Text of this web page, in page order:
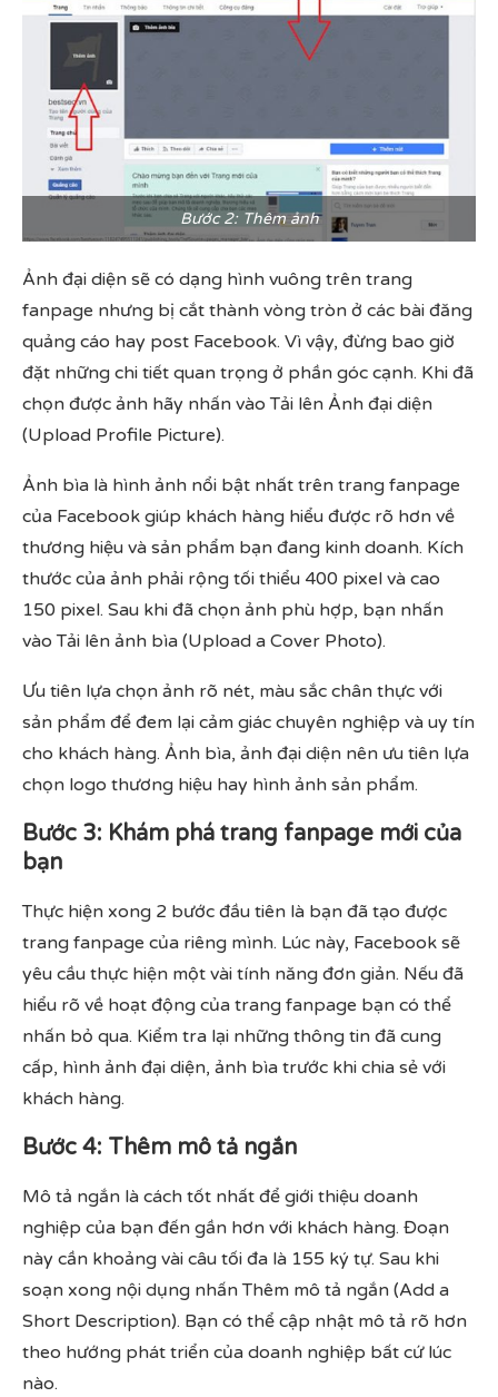
Bước 2: Thêm ảnh
Ảnh đại diện sẽ có dạng hình vuông trên trang
fanpage nhưng bị cắt thành vòng tròn ở các bài đăng
quảng cáo hay post Facebook. Vì vậy, đừng bao giờ
đặt những chi tiết quan trọng ở phần góc cạnh. Khi đã
chọn được ảnh hãy nhấn vào Tải lên Ảnh đại diện
(Upload Profile Picture).
Ảnh bìa là hình ảnh nổi bật nhất trên trang fanpage
của Facebook giúp khách hàng hiểu được rõ hơn về
thương hiệu và sản phẩm bạn đang kinh doanh. Kích
thước của ảnh phải rộng tối thiểu 400 pixel và cao
150 pixel. Sau khi đã chọn ảnh phù hợp, bạn nhấn
vào Tải lên ảnh bìa (Upload a Cover Photo).
Ưu tiên lựa chọn ảnh rõ nét, màu sắc chân thực với
sản phẩm để đem lại cảm giác chuyên nghiệp và uy tín
cho khách hàng. Ảnh bìa, ảnh đại diện nên ưu tiên lựa
chọn logo thương hiệu hay hình ảnh sản phẩm.
Bước 3: Khám phá trang fanpage mới của
bạn
Thực hiện xong 2 bước đầu tiên là bạn đã tạo được
trang fanpage của riêng mình. Lúc này, Facebook sẽ
yêu cầu thực hiện một vài tính năng đơn giản. Nếu đã
hiểu rõ về hoạt động của trang fanpage bạn có thể
nhấn bỏ qua. Kiểm tra lại những thông tin đã cung
cấp, hình ảnh đại diện, ảnh bìa trước khi chia sẻ với
khách hàng.
Bước 4: Thêm mô tả ngắn
Mô tả ngắn là cách tốt nhất để giới thiệu doanh
nghiệp của bạn đến gần hơn với khách hàng. Đoạn
này cần khoảng vài câu tối đa là 155 ký tự. Sau khi
soạn xong nội dụng nhấn Thêm mô tả ngắn (Add a
Short Description). Bạn có thể cập nhật mô tả rõ hơn
theo hướng phát triển của doanh nghiệp bất cứ lúc
nào.